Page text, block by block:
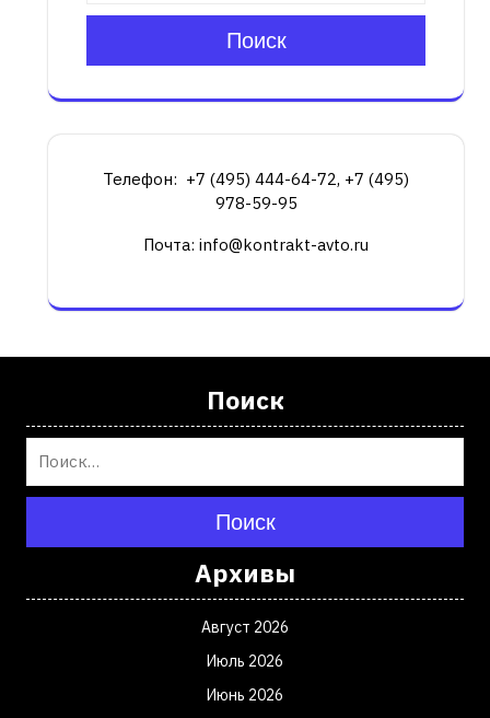
Поиск
Телефон: +7 (495) 444-64-72, +7 (495)
978-59-95
Почта: info@kontrakt-avto.ru
Поиск
Поиск
Архивы
Август 2026
Июль 2026
Июнь 2026